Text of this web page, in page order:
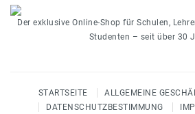
Der exklusive Online-Shop für Schulen,
Studenten – seit über 30
STARTSEITE
ALLGEMEINE
DATENSCHUTZBESTIMMUNG